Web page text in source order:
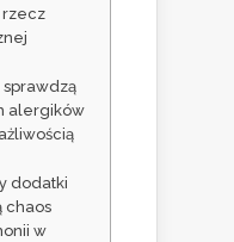
rzecz
alergików
dodatki
chaos
w